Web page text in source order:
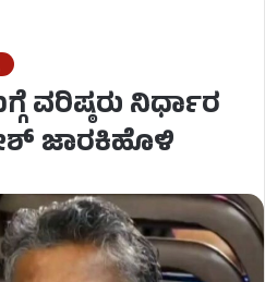
ವರಿಷ್ಠರು ನಿರ್ಧಾರ
ಜಾರಕಿಹೊಳಿ